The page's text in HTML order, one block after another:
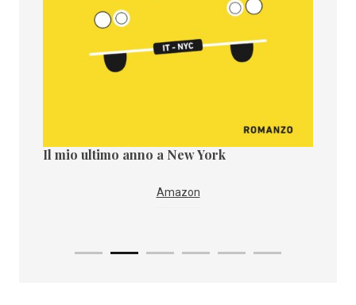
Il mio ultimo anno a New York
Amazon